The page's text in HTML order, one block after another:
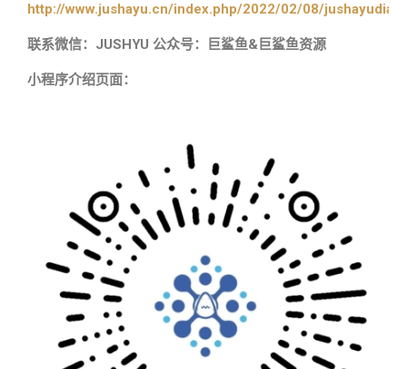
http://www.jushayu.cn/index.php/2022/02/08/
联系微信：JUSHYU 公众号：巨鲨鱼&巨鲨鱼资源
小程序介绍页面：